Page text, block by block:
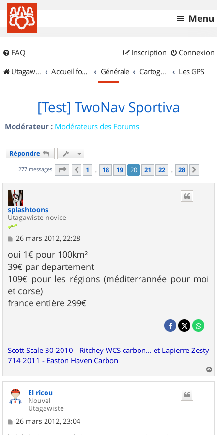
Menu
FAQ Connexion
Inscription
UtagawaVTT (Randos VTT et VTTAE avec traces GPS)
Accueil forum Générale Cartographie et GPS Les GPS
[Test] TwoNav Sportiva
Modérateur : Modérateurs des Forums
Répondre
277 messages Page 20 sur28
Précédent
1 … 18 19 20 21 22 … 28
splashtoons
Utagawiste novice
M
s
s
a
g
e
26 mars 2012, 22:28
oui 1€ pour 100km²
39€ par departement
109€ pour les régions (méditerrannée pour moi
et corse)
france entière 299€
Scott Scale 30 2010 - Ritchey WCS carbon... et Lapierre Zesty
714 2011 - Easton Haven Carbon
a
u
El ricou
Nouvel
Utagawiste
M
26 mars 2012, 23:04